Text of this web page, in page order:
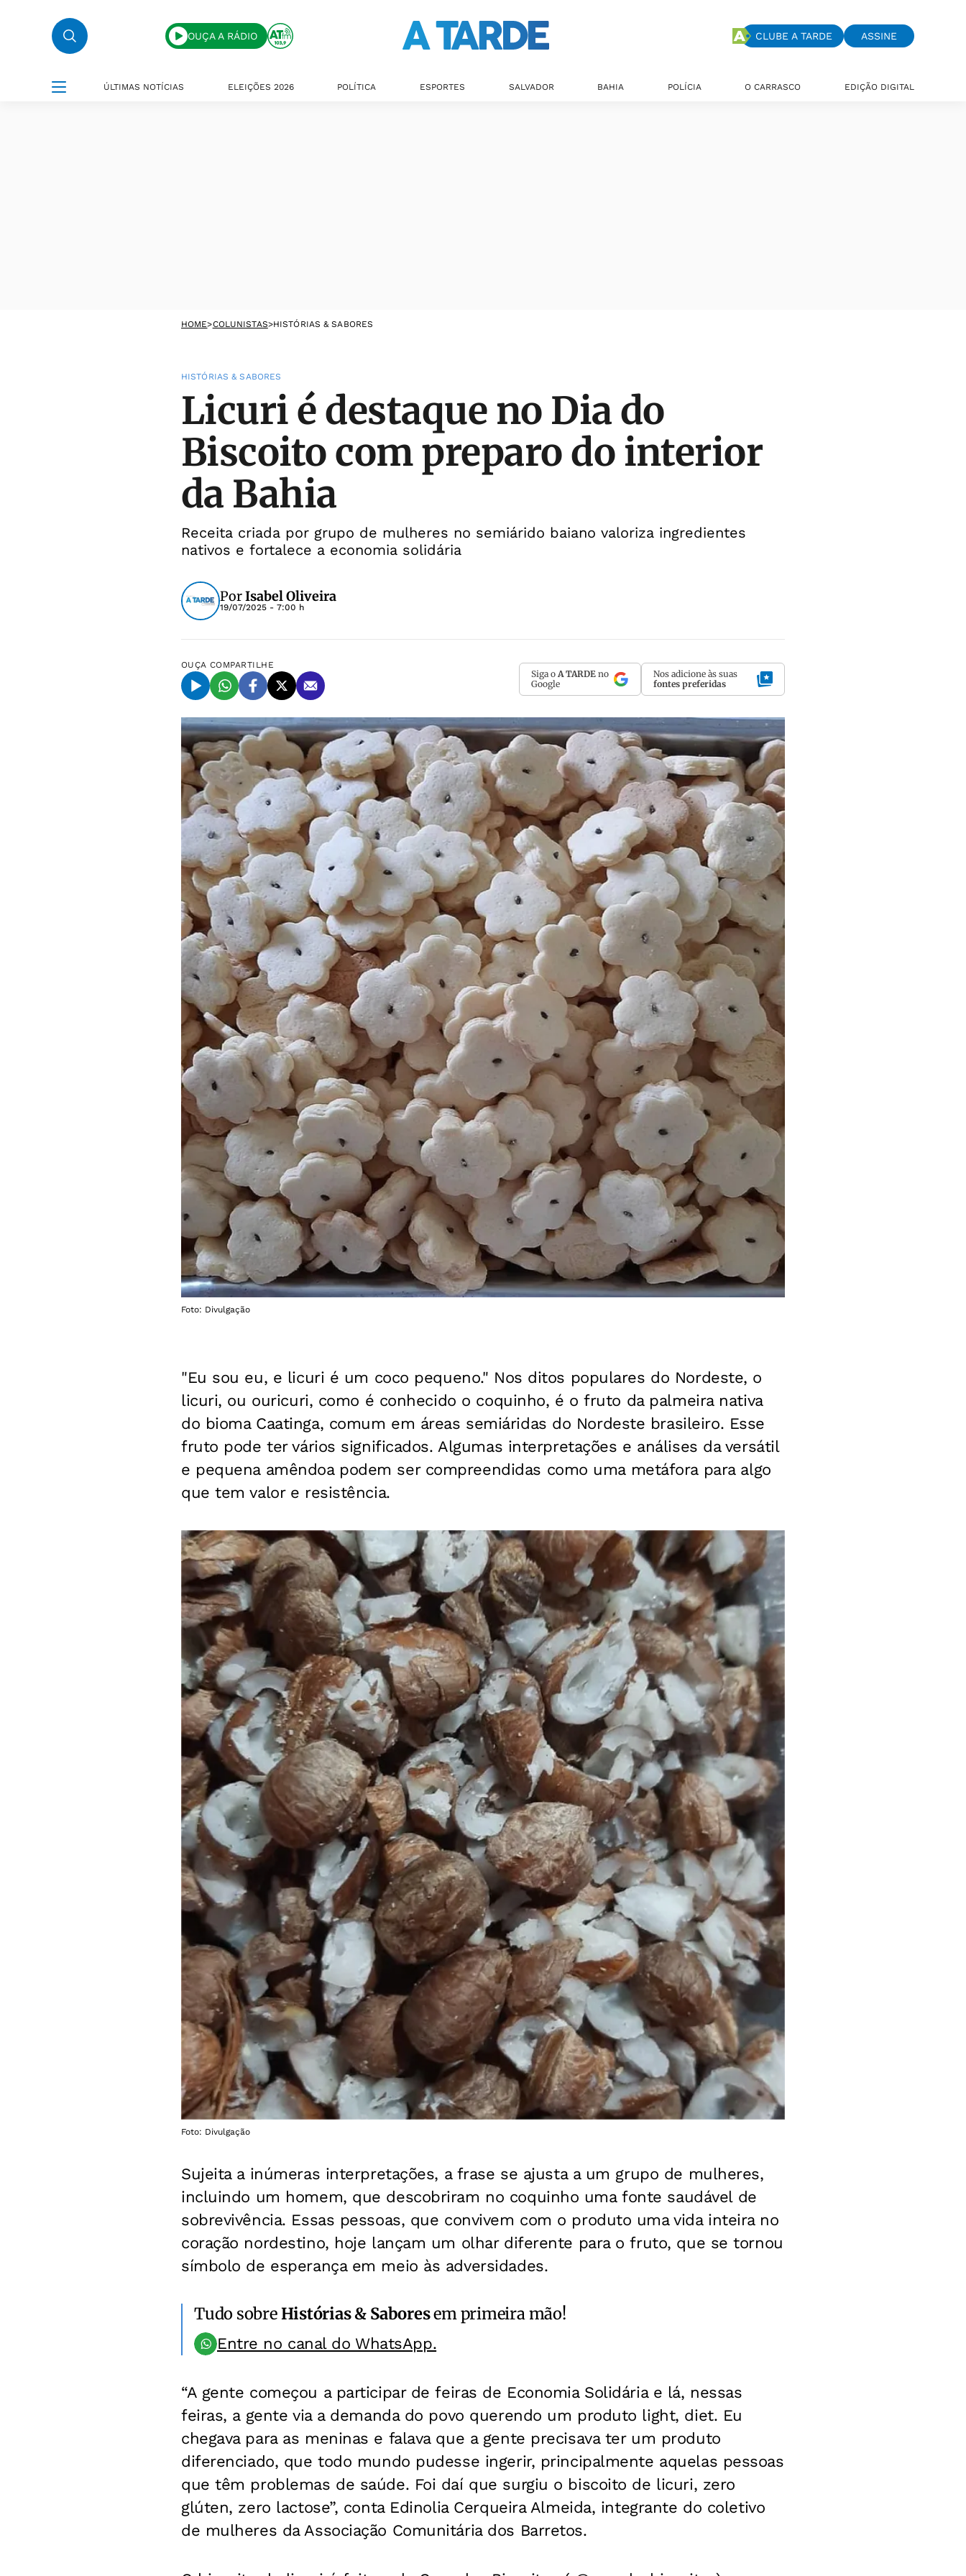
OUÇA A RÁDIO CLUBE A TARDE ASSINE
ÚLTIMAS NOTÍCIAS ELEIÇÕES 2026 POLÍTICA ESPORTES SALVADOR BAHIA POLÍCIA O CARRASCO EDIÇÃO DIGITAL
HOME>COLUNISTAS>HISTÓRIAS & SABORES
HISTÓRIAS & SABORES
Licuri é destaque no Dia do
Biscoito com preparo do interior
da Bahia
Receita criada por grupo de mulheres no semiárido baiano valoriza ingredientes
nativos e fortalece a economia solidária
PorIsabel Oliveira
19/07/2025 - 7:00 h
OUÇA COMPARTILHE
Siga o A TARDE no
Google
Nos adicione às suas
fontes preferidas
Foto: Divulgação
"Eu sou eu, e licuri é um coco pequeno." Nos ditos populares do Nordeste, o
licuri, ou ouricuri, como é conhecido o coquinho, é o fruto da palmeira nativa
do bioma Caatinga, comum em áreas semiáridas do Nordeste brasileiro. Esse
fruto pode ter vários significados. Algumas interpretações e análises da versátil
e pequena amêndoa podem ser compreendidas como uma metáfora para algo
que tem valor e resistência.
Foto: Divulgação
Sujeita a inúmeras interpretações, a frase se ajusta a um grupo de mulheres,
incluindo um homem, que descobriram no coquinho uma fonte saudável de
sobrevivência. Essas pessoas, que convivem com o produto uma vida inteira no
coração nordestino, hoje lançam um olhar diferente para o fruto, que se tornou
símbolo de esperança em meio às adversidades.
Tudo sobreHistórias & Saboresem primeira mão!
Entre no canal do WhatsApp.
“A gente começou a participar de feiras de Economia Solidária e lá, nessas
feiras, a gente via a demanda do povo querendo um produto light, diet. Eu
chegava para as meninas e falava que a gente precisava ter um produto
diferenciado, que todo mundo pudesse ingerir, principalmente aquelas pessoas
que têm problemas de saúde. Foi daí que surgiu o biscoito de licuri, zero
glúten, zero lactose”, conta Edinolia Cerqueira Almeida, integrante do coletivo
de mulheres da Associação Comunitária dos Barretos.